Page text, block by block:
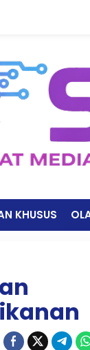
KHUSUS